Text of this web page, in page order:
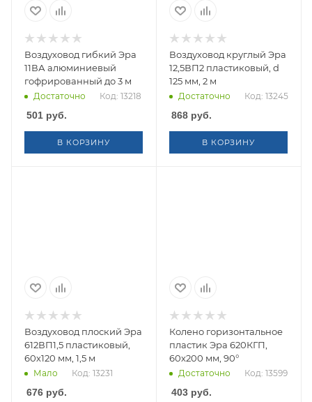
Воздуховод гибкий Эра
11ВА алюминиевый
гофрированный до 3 м
Достаточно Код: 13218
501 руб.
В КОРЗИНУ
Воздуховод круглый Эра
12,5ВП2 пластиковый, d
125 мм, 2 м
Достаточно Код: 13245
868 руб.
В КОРЗИНУ
Воздуховод плоский Эра
612ВП1,5 пластиковый,
60х120 мм, 1,5 м
Мало Код: 13231
676 руб.
Колено горизонтальное
пластик Эра 620КГП,
60х200 мм, 90°
Достаточно Код: 13599
403 руб.